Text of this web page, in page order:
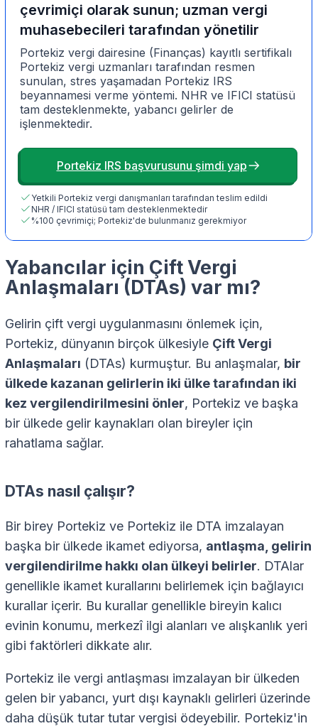
çevrimiçi olarak sunun; uzman vergi
muhasebecileri tarafından yönetilir
Portekiz vergi dairesine (Finanças) kayıtlı sertifikalı
Portekiz vergi uzmanları tarafından resmen
sunulan, stres yaşamadan Portekiz IRS
beyannamesi verme yöntemi. NHR ve IFICI statüsü
tam desteklenmekte, yabancı gelirler de
işlenmektedir.
Portekiz IRS başvurusunu şimdi yap
Yetkili Portekiz vergi danışmanları tarafından teslim edildi
NHR / IFICI statüsü tam desteklenmektedir
%100 çevrimiçi; Portekiz'de bulunmanız gerekmiyor
Yabancılar için Çift Vergi
Anlaşmaları (DTAs) var mı?
Gelirin çift vergi uygulanmasını önlemek için,
Portekiz, dünyanın birçok ülkesiyle Çift Vergi
Anlaşmaları (DTAs) kurmuştur. Bu anlaşmalar, bir
ülkede kazanan gelirlerin iki ülke tarafından iki
kez vergilendirilmesini önler, Portekiz ve başka
bir ülkede gelir kaynakları olan bireyler için
rahatlama sağlar.
DTAs nasıl çalışır?
Bir birey Portekiz ve Portekiz ile DTA imzalayan
başka bir ülkede ikamet ediyorsa, antlaşma, gelirin
vergilendirilme hakkı olan ülkeyi belirler. DTAlar
genellikle ikamet kurallarını belirlemek için bağlayıcı
kurallar içerir. Bu kurallar genellikle bireyin kalıcı
evinin konumu, merkezî ilgi alanları ve alışkanlık yeri
gibi faktörleri dikkate alır.
Portekiz ile vergi antlaşması imzalayan bir ülkeden
gelen bir yabancı, yurt dışı kaynaklı gelirleri üzerinde
daha düşük tutar tutar vergisi ödeyebilir. Portekiz'in